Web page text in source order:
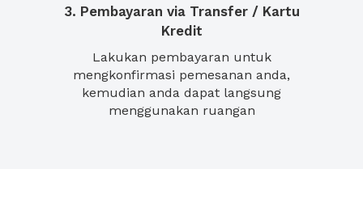
3. Pembayaran via Transfer / Kartu
Kredit
Lakukan pembayaran untuk
mengkonfirmasi pemesanan anda,
kemudian anda dapat langsung
menggunakan ruangan